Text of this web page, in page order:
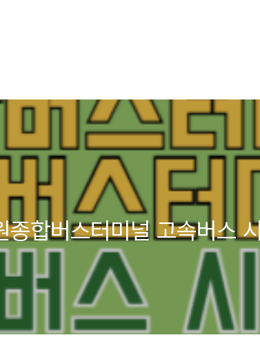
합버스터미널 고속버스